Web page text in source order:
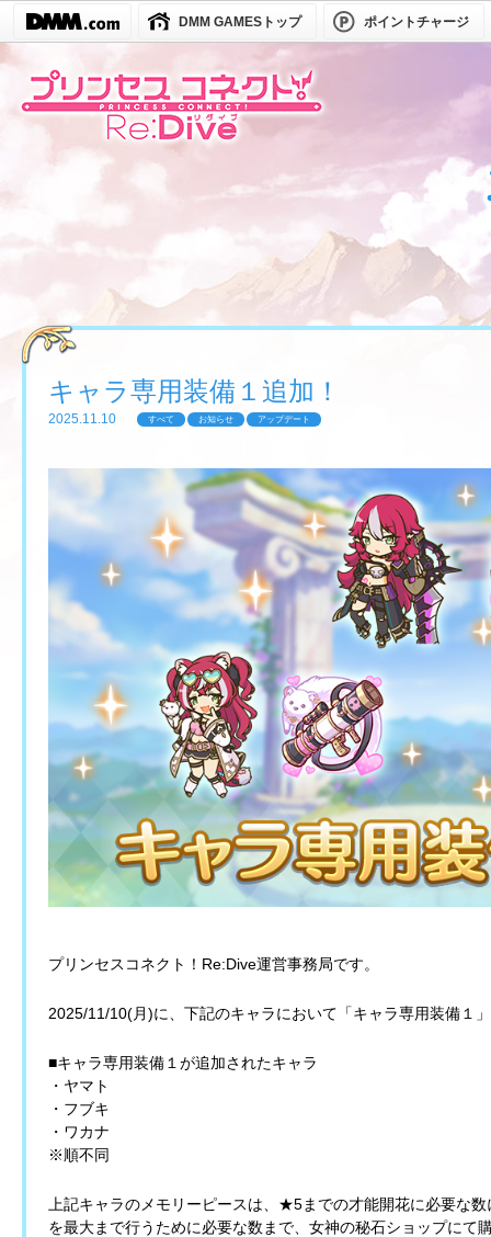
DMM GAMESトップ ポイントチャージ
キャラ専用装備１追加！
2025.11.10 すべて お知らせ アップデート
プリンセスコネクト！Re:Dive運営事務局です。
2025/11/10(月)に、下記のキャラにおいて「キャラ専用装備１
■キャラ専用装備１が追加されたキャラ
・ヤマト
・フブキ
・ワカナ
※順不同
上記キャラのメモリーピースは、★5までの才能開花に必要な
を最大まで行うために必要な数まで、女神の秘石ショップにて